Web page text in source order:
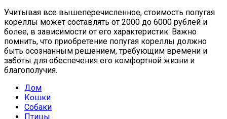
Учитывая все вышеперечисленное, стоимость попугая
кореллы может составлять от 2000 до 6000 рублей и
более, в зависимости от его характеристик. Важно
помнить, что приобретение попугая кореллы должно
быть осознанным решением, требующим времени и
заботы для обеспечения его комфортной жизни и
благополучия.
Дом
Кошки
Собаки
Птицы